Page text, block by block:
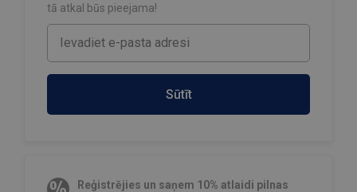
tā atkal būs pieejama!
Sūtīt
Reģistrējies un saņem 10% atlaidi pilnas